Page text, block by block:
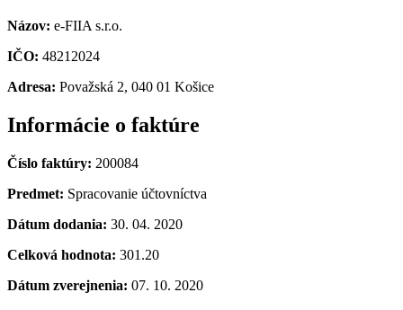
Názov: e-FIIA s.r.o.
IČO: 48212024
Adresa: Považská 2, 040 01 Košice
Informácie o faktúre
Číslo faktúry: 200084
Predmet: Spracovanie účtovníctva
Dátum dodania: 30. 04. 2020
Celková hodnota: 301.20
Dátum zverejnenia: 07. 10. 2020